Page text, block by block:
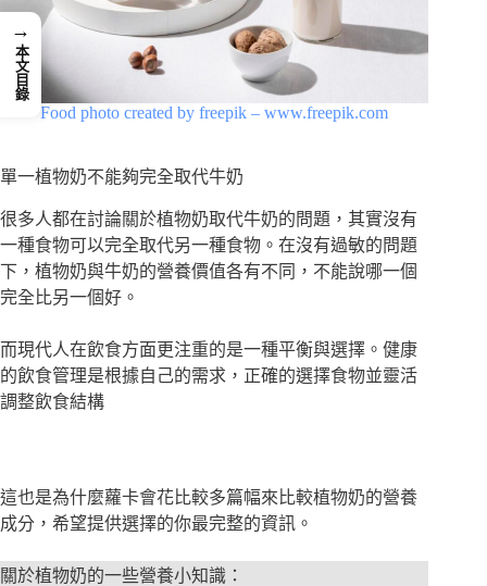
Food photo created by freepik – www.freepik.com
單一植物奶不能夠完全取代牛奶
很多人都在討論關於植物奶取代牛奶的問題，其實沒有
一種食物可以完全取代另一種食物。在沒有過敏的問題
下，植物奶與牛奶的營養價值各有不同，不能說哪一個
完全比另一個好。
而現代人在飲食方面更注重的是一種平衡與選擇。健康
的飲食管理是根據自己的需求，正確的選擇食物並靈活
調整飲食結構
這也是為什麼蘿卡會花比較多篇幅來比較植物奶的營養
成分，希望提供選擇的你最完整的資訊。
關於植物奶的一些營養小知識：
→
本文目錄